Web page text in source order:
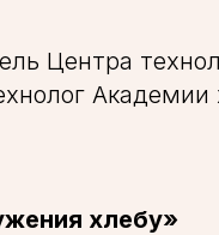
Центра
хлебу»